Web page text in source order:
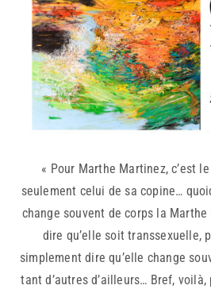
« Pour Marthe Martinez, c’est
seulement celui de sa copine…
change souvent de corps la
dire qu’elle soit transsexuelle,
simplement dire qu’elle change
tant d’autres d’ailleurs… Bref,